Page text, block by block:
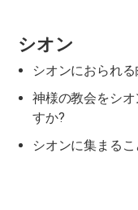
シオン
シオンにおられ
神様の教会をシ
すか?
シオンに集まる